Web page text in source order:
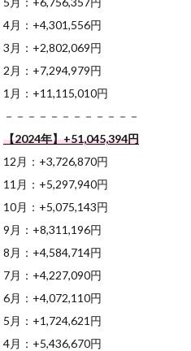
4月：+4,301,556円
3月：+2,802,069円
2月：+7,294,979円
1月：+11,115,010円
－－－－－－－－－－－－
【2024年】+51,045,394円
12月：+3,726,870円
11月：+5,297,940円
10月：+5,075,143円
9月：+8,311,196円
8月：+4,584,714円
7月：+4,227,090円
6月：+4,072,110円
5月：+1,724,621円
4月：+5,436,670円